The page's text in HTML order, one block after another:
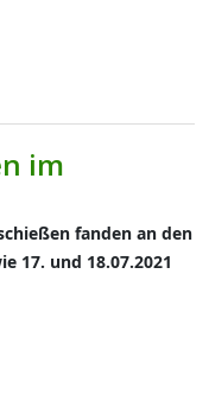
im
fanden an den
17. und 18.07.2021